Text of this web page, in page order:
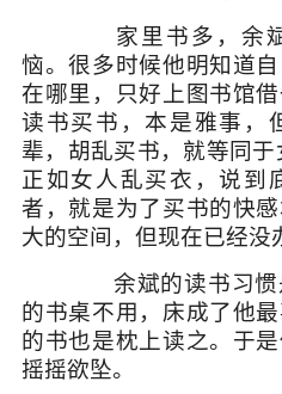
家里书多，余斌
恼。很多时候他明知道
在哪里，只好上图书馆
读书买书，本是雅事，
辈，胡乱买书，就等同
正如女人乱买衣，说到
者，就是为了买书的快
大的空间，但现在已经没
余斌的读书习惯
的书桌不用，床成了他
的书也是枕上读之。于
摇摇欲坠。